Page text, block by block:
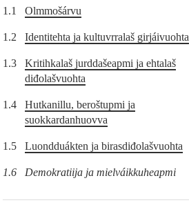
1.1 Olmmošárvu
1.2 Identitehta ja kultuvrralaš girjáivuohta
1.3
Kritihkalaš jurddašeapmi ja ehtalaš
diđolašvuohta
1.4
Hutkanillu, beroštupmi ja
suokkardanhuovva
1.5 Luondduákten ja birasdiđolašvuohta
1.6 Demokratiija ja mielváikkuheapmi